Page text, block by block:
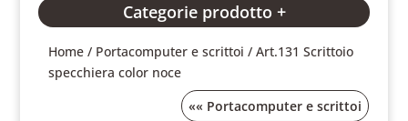
Categorie prodotto +
Home / Portacomputer e scrittoi / Art.131 Scrittoio
specchiera color noce
«« Portacomputer e scrittoi